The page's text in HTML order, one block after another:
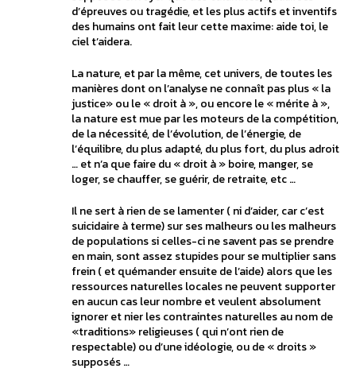
d’épreuves ou tragédie, et les plus actifs et inventifs
des humains ont fait leur cette maxime: aide toi, le
ciel t’aidera.
La nature, et par la même, cet univers, de toutes les
manières dont on l’analyse ne connaît pas plus « la
justice» ou le « droit à », ou encore le « mérite à »,
la nature est mue par les moteurs de la compétition,
de la nécessité, de l’évolution, de l’énergie, de
l’équilibre, du plus adapté, du plus fort, du plus adroit
… et n’a que faire du « droit à » boire, manger, se
loger, se chauffer, se guérir, de retraite, etc …
Il ne sert à rien de se lamenter ( ni d’aider, car c’est
suicidaire à terme) sur ses malheurs ou les malheurs
de populations si celles-ci ne savent pas se prendre
en main, sont assez stupides pour se multiplier sans
frein ( et quémander ensuite de l’aide) alors que les
ressources naturelles locales ne peuvent supporter
en aucun cas leur nombre et veulent absolument
ignorer et nier les contraintes naturelles au nom de
«traditions» religieuses ( qui n’ont rien de
respectable) ou d’une idéologie, ou de « droits »
supposés …